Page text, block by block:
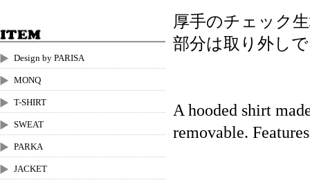
Design by PARISA
MONQ
T-SHIRT
SWEAT
PARKA
JACKET
厚手のチェック
部分は取り外し
A hooded shirt
removable.